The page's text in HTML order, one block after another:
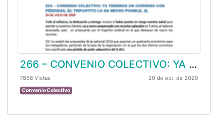
266 – CONVENIO COLECTIVO: YA TENEMOS UN CONVENIO CON PÉRDIDAS, EL TRIPARTITO LO HA HECHO POSIBLE. (I).
7868 Vistas 20 de oct. de 2020
Convenio Colectivo